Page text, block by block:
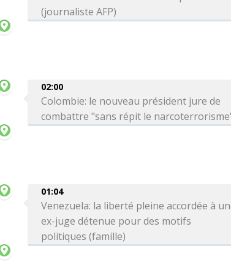
(journaliste AFP)
02:00
Colombie: le nouveau président jure de
combattre "sans répit le
01:04
Venezuela: la liberté pleine accordée à
ex-juge détenue pour des motifs
politiques (famille)